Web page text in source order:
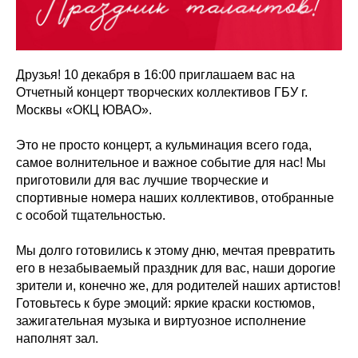
Друзья! 10 декабря в 16:00 приглашаем вас на
Отчетный концерт творческих коллективов ГБУ г.
Москвы «ОКЦ ЮВАО».
Это не просто концерт, а кульминация всего года,
самое волнительное и важное событие для нас! Мы
приготовили для вас лучшие творческие и
спортивные номера наших коллективов, отобранные
с особой тщательностью.
Мы долго готовились к этому дню, мечтая превратить
его в незабываемый праздник для вас, наши дорогие
зрители и, конечно же, для родителей наших артистов!
Готовьтесь к буре эмоций: яркие краски костюмов,
зажигательная музыка и виртуозное исполнение
наполнят зал.